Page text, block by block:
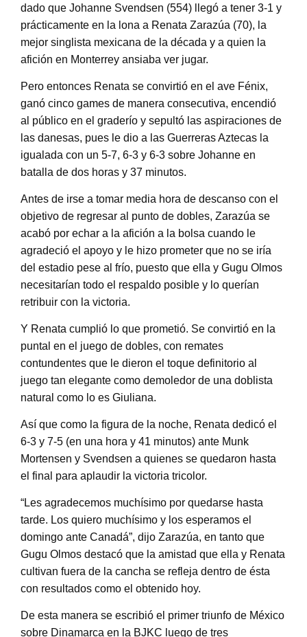
dado que Johanne Svendsen (554) llegó a tener 3-1 y
prácticamente en la lona a Renata Zarazúa (70), la
mejor singlista mexicana de la década y a quien la
afición en Monterrey ansiaba ver jugar.
Pero entonces Renata se convirtió en el ave Fénix,
ganó cinco games de manera consecutiva, encendió
al público en el graderío y sepultó las aspiraciones de
las danesas, pues le dio a las Guerreras Aztecas la
igualada con un 5-7, 6-3 y 6-3 sobre Johanne en
batalla de dos horas y 37 minutos.
Antes de irse a tomar media hora de descanso con el
objetivo de regresar al punto de dobles, Zarazúa se
acabó por echar a la afición a la bolsa cuando le
agradeció el apoyo y le hizo prometer que no se iría
del estadio pese al frío, puesto que ella y Gugu Olmos
necesitarían todo el respaldo posible y lo querían
retribuir con la victoria.
Y Renata cumplió lo que prometió. Se convirtió en la
puntal en el juego de dobles, con remates
contundentes que le dieron el toque definitorio al
juego tan elegante como demoledor de una doblista
natural como lo es Giuliana.
Así que como la figura de la noche, Renata dedicó el
6-3 y 7-5 (en una hora y 41 minutos) ante Munk
Mortensen y Svendsen a quienes se quedaron hasta
el final para aplaudir la victoria tricolor.
“Les agradecemos muchísimo por quedarse hasta
tarde. Los quiero muchísimo y los esperamos el
domingo ante Canadá”, dijo Zarazúa, en tanto que
Gugu Olmos destacó que la amistad que ella y Renata
cultivan fuera de la cancha se refleja dentro de ésta
con resultados como el obtenido hoy.
De esta manera se escribió el primer triunfo de México
sobre Dinamarca en la BJKC luego de tres